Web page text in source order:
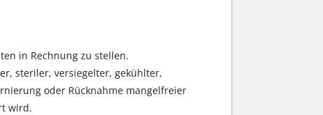
in Rechnung zu stellen.
steriler, versiegelter, gekühlter,
oder Rücknahme mangelfreier
wird.